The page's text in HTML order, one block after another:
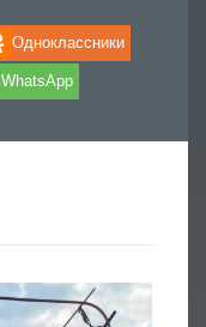
Одноклассники
WhatsApp